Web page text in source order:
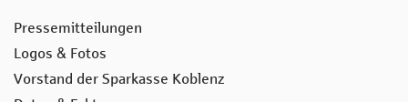
Pressemitteilungen
Logos & Fotos
Vorstand der Sparkasse Koblenz